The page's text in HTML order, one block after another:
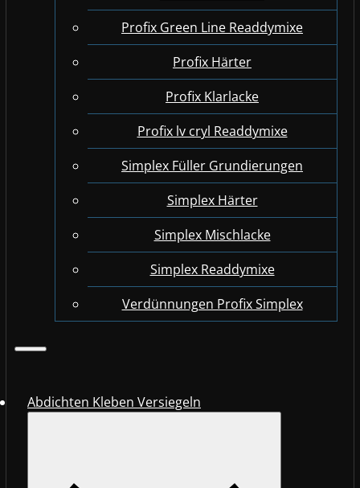
Profix Green Line Readdymixe
Profix Härter
Profix Klarlacke
Profix lv cryl Readdymixe
Simplex Füller Grundierungen
Simplex Härter
Simplex Mischlacke
Simplex Readdymixe
Verdünnungen Profix Simplex
Abdichten Kleben Versiegeln